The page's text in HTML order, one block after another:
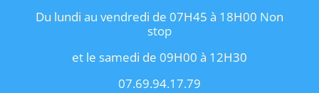
Du lundi au vendredi de 07H45 à 18H00 Non
stop
et le samedi de 09H00 à 12H30
07.69.94.17.79